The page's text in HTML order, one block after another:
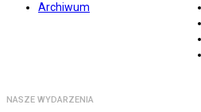
Archiwum
NASZE WYDARZENIA